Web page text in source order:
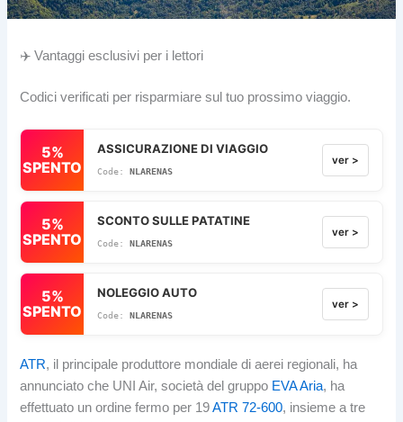
✈️ Vantaggi esclusivi per i lettori
Codici verificati per risparmiare sul tuo prossimo viaggio.
5%
SPENTO
ASSICURAZIONE DI VIAGGIO
NLARENAS
ver >
5%
SPENTO
SCONTO SULLE PATATINE
NLARENAS
ver >
5%
SPENTO
NOLEGGIO AUTO
NLARENAS
ver >
ATR, il principale produttore mondiale di aerei regionali, ha
annunciato che UNI Air, società del gruppo EVA Aria, ha
effettuato un ordine fermo per 19ATR 72-600, insieme a tre